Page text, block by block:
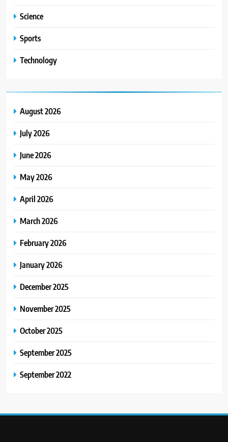
Science
Sports
Technology
August 2026
July 2026
June 2026
May 2026
April 2026
March 2026
February 2026
January 2026
December 2025
November 2025
October 2025
September 2025
September 2022